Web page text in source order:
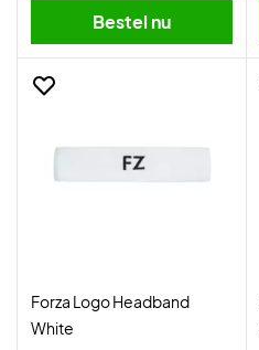
Bestel nu
Forza Logo Headband
White